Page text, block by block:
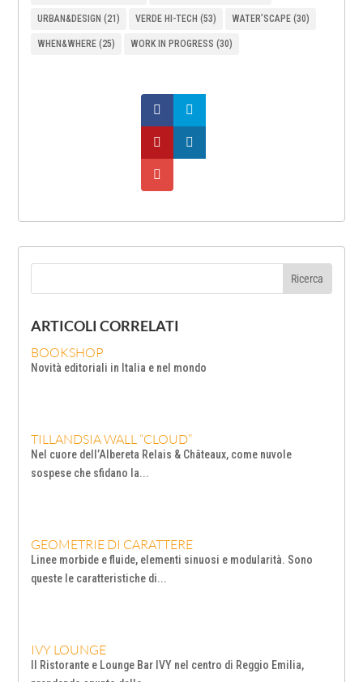
URBAN&DESIGN (21) VERDE HI-TECH (53) WATER’SCAPE (30)
WHEN&WHERE (25) WORK IN PROGRESS (30)
ARTICOLI CORRELATI
BOOKSHOP
Novità editoriali in Italia e nel mondo
TILLANDSIA WALL “CLOUD”
Nel cuore dell’Albereta Relais & Châteaux, come nuvole
sospese che sfidano la...
GEOMETRIE DI CARATTERE
Linee morbide e fluide, elementi sinuosi e modularità. Sono
queste le caratteristiche di...
IVY LOUNGE
Il Ristorante e Lounge Bar IVY nel centro di Reggio Emilia,